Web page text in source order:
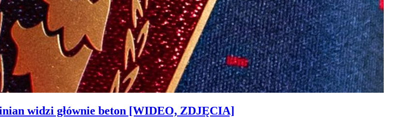
widzi głównie beton [WIDEO, ZDJĘCIA]